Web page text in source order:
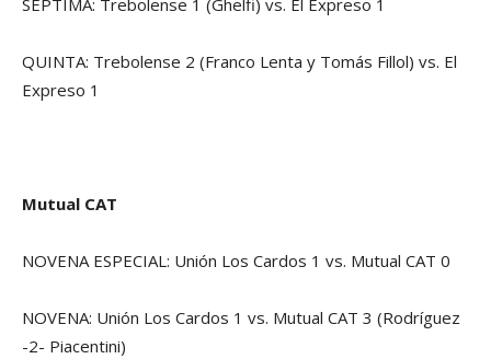
SÉPTIMA: Trebolense 1 (Ghelfi) vs. El Expreso 1
QUINTA: Trebolense 2 (Franco Lenta y Tomás Fillol) vs. El
Expreso 1
Mutual CAT
NOVENA ESPECIAL: Unión Los Cardos 1 vs. Mutual CAT 0
NOVENA: Unión Los Cardos 1 vs. Mutual CAT 3 (Rodríguez
-2- Piacentini)